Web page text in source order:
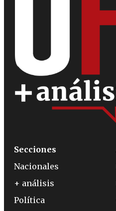
Secciones
Nacionales
+ análisis
Política